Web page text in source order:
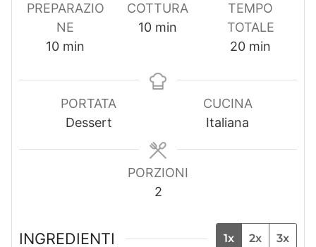
PREPARAZIO
NE
10m
n
u
min
COTTURA
10m
u
min
TEMPO
TOTALE
20m
n
u
t
min
PORTATA
Dessert
CUCINA
Italiana
PORZIONI
2
INGREDIENTI 1x 2x 3x